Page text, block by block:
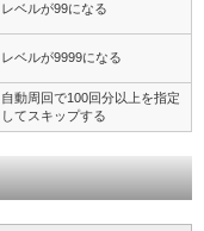
レベルが99になる
レベルが9999になる
自動周回で100回分以上を指定
してスキップする